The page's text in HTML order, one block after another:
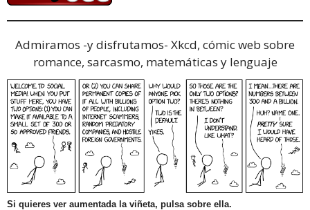
Admiramos -y disfrutamos- Xkcd, cómic web sobre
romance, sarcasmo, matemáticas y lenguaje
Si quieres ver aumentada la viñeta, pulsa sobre ella.